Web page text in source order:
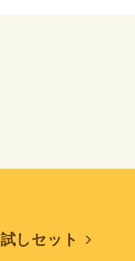
しセット